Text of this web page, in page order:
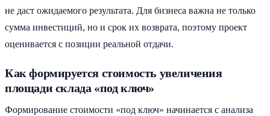
не даст ожидаемого результата. Для бизнеса важна не только
сумма инвестиций, но и срок их возврата, поэтому проект
оценивается с позиции реальной отдачи.
Как формируется стоимость увеличения
площади склада «под ключ»
Формирование стоимости «под ключ» начинается с анализа